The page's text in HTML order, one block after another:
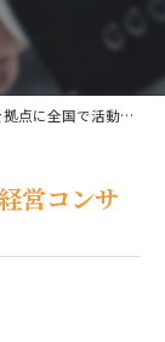
動する経営コンサルタントの毛利京申です...
営コンサ